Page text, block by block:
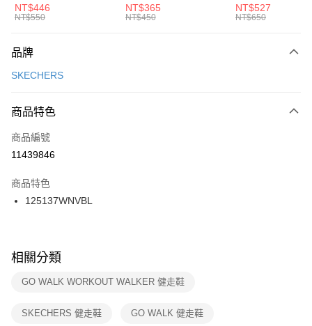
元大商業銀行
台灣樂天信用卡公司
AFTEE先享後付
【關於「AFTEE先享後付」】
便利好安心！
３．安心：先確認商品／服務後，再付款。
【「AFTEE先享後付」結帳流程】
１．於結帳方式選擇「AFTEE先享後付」後，將跳轉至「AFTEE先享後付」
２．訂單成立數日內，您將收到繳費通知簡訊。
３．收到繳費通知簡訊後14天內，點擊此簡訊中的連結，可透過四大超商／
ATM／網路銀行／等多元方式進行付款，方視為交易完成。
※ 交易是否成功請以「AFTEE先享後付 」之結帳頁面顯示為準，若有關於
是否繳費成功／繳費後需取消欲退款等相關疑問，請聯繫「AFTEE先享後付
客戶支援中心」https://netprotections.freshdesk.com/support/home
１．透過由恩沛科技股份有限公司提供之「AFTEE先享後付」服務完成之交
運送方式
每筆NT$100，滿NT$1,500(含以上)免運費
宅配
每筆NT$100，滿NT$1,500(含以上)免運費
付款後門市自取
每筆NT$100，滿NT$1,500(含以上)免運費
中統襪 FZ3393100
NT$446
NT$550
EMBRDY 男女 短統襪
FZ3073133
NT$365
NT$450
BA5871010
NT$527
NT$650
品牌
SKECHERS
商品特色
商品編號
11439846
商品特色
125137WNVBL
相關分類
GO WALK WORKOUT WALKER 健走鞋
SKECHERS 健走鞋 GO WALK 健走鞋